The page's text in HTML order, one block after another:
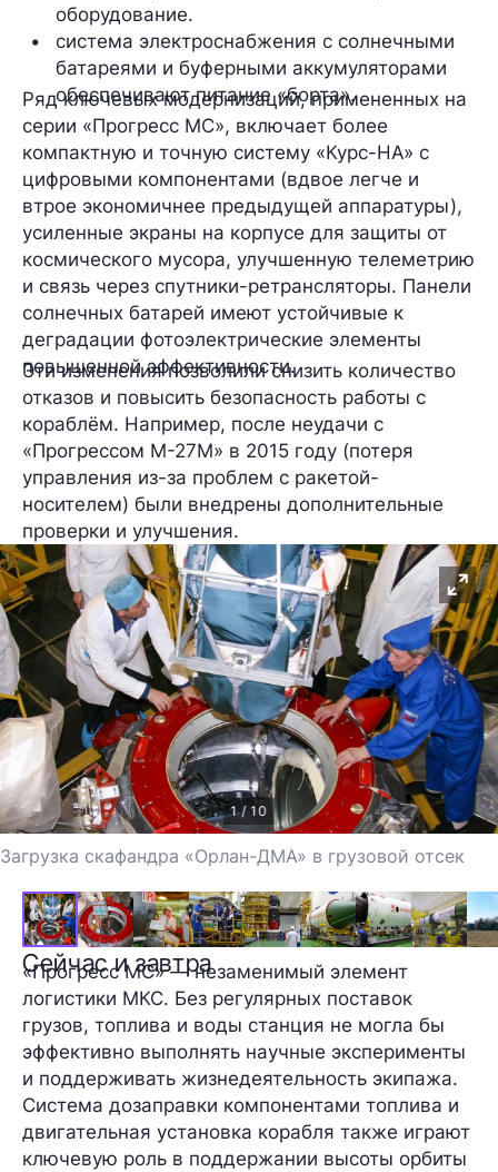
оборудование.
система электроснабжения с солнечными
батареями и буферными аккумуляторами
обеспечивают питание «борта».
Ряд ключевых модернизаций, примененных на
серии «Прогресс МС», включает более
компактную и точную систему «Курс-НА» с
цифровыми компонентами (вдвое легче и
втрое экономичнее предыдущей аппаратуры),
усиленные экраны на корпусе для защиты от
космического мусора, улучшенную телеметрию
и связь через спутники-ретрансляторы. Панели
солнечных батарей имеют устойчивые к
деградации фотоэлектрические элементы
повышенной эффективности.
Эти изменения позволили снизить количество
отказов и повысить безопасность работы с
кораблём. Например, после неудачи с
«Прогрессом М-27М» в 2015 году (потеря
управления из-за проблем с ракетой-
носителем) были внедрены дополнительные
проверки и улучшения.
1 / 10
Загрузка скафандра «Орлан-ДМА» в грузовой отсек
Сейчас и завтра
«Прогресс МС» —незаменимый элемент
логистики МКС. Без регулярных поставок
грузов, топлива и воды станция не могла бы
эффективно выполнять научные эксперименты
и поддерживать жизнедеятельность экипажа.
Система дозаправки компонентами топлива и
двигательная установка корабля также играют
ключевую роль в поддержании высоты орбиты